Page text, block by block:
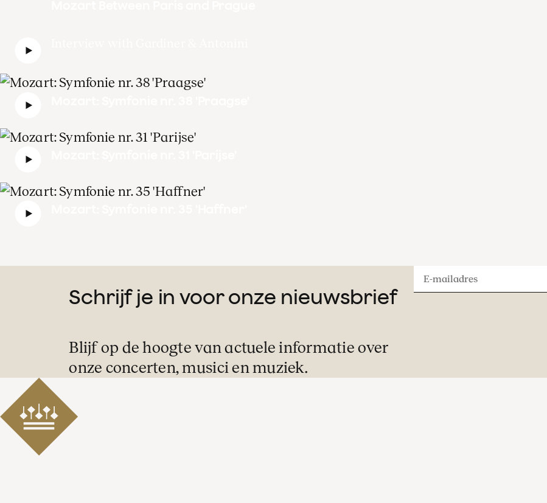
Schrijf je in voor onze nieuwsbrief
Blijf op de hoogte van actuele informatie over
onze concerten, musici en muziek.
E-
mailadres